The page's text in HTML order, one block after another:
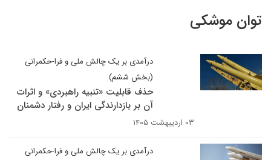
توان موشکی
درآمدی بر یک چالش ملی و فرا-حکمرانی
(بخش ششم)
حذف قابلیت «تنبیه راهبردی» و اثرات
آن بر بازدارندگی ایران و رفتار دشمنان
۰۳ اردیبهشت ۱۴۰۵
درآمدی بر یک چالش ملی و فرا-حکمرانی